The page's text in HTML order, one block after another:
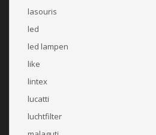
lasouris
led
led lampen
like
lintex
lucatti
luchtfilter